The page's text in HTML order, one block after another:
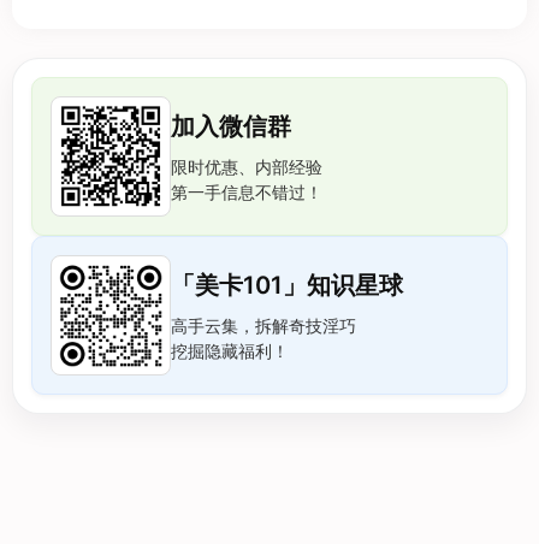
加入微信群
限时优惠、内部经验
第一手信息不错过！
「美卡101」知识星球
高手云集，拆解奇技淫巧
挖掘隐藏福利！